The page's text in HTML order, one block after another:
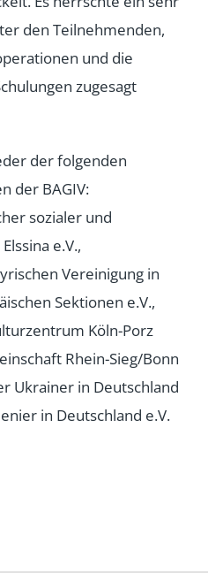
den Teilnehmenden,
und die
zugesagt
der folgenden
der BAGIV:
sozialer und
e.V.,
Vereinigung in
Sektionen e.V.,
Köln-Porz
Rhein-Sieg/Bonn
Ukrainer in Deutschland
in Deutschland e.V.